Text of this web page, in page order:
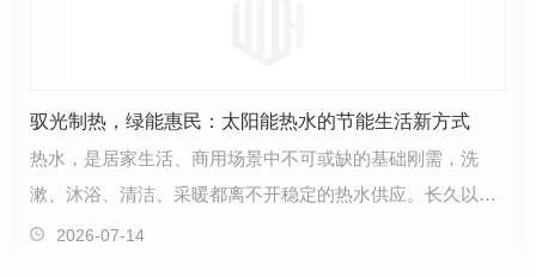
驭光制热，绿能惠民：太阳能热水的节能生活新方式
热水，是居家生活、商用场景中不可或缺的基础刚需，洗
漱、沐浴、清洁、采暖都离不开稳定的热水供应。长久以
来，电热水器、燃气热水器、燃煤锅炉是主流制热选择，
2026-07-14